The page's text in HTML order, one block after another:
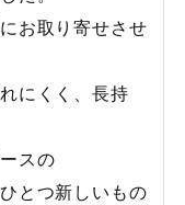
お取り寄せさせ
にくく、長持
スの
とつ新しいもの